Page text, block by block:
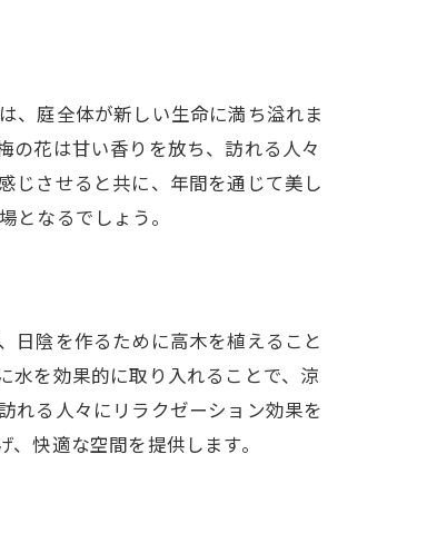
、庭全体が新しい生命に満ち溢れま
の花は甘い香りを放ち、訪れる人々
じさせると共に、年間を通じて美し
なるでしょう。
日陰を作るために高木を植えること
水を効果的に取り入れることで、涼
れる人々にリラクゼーション効果を
快適な空間を提供します。